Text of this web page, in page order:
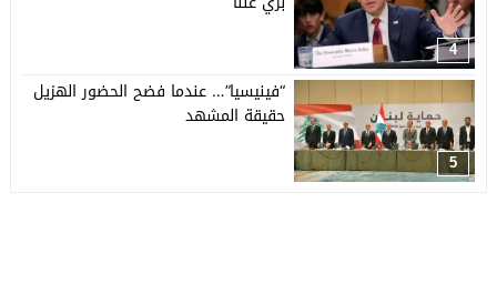
4
5
“فينيسيا”… عندما فضح الحضور الهزيل
حقيقة المشهد